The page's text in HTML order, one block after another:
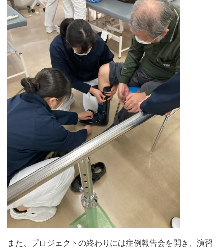
また、プロジェクトの終わりには症例報告会を開き、演習